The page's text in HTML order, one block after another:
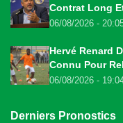
Contrat Long
06/08/2026 -
Hervé Renard
Connu Pour
06/08/2026 -
Derniers Pronostics